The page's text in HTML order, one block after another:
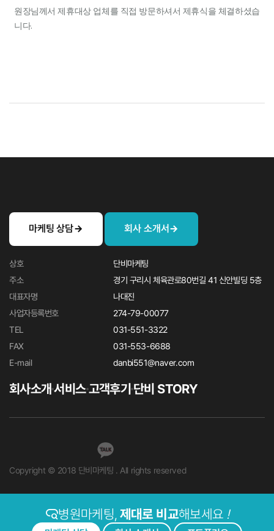
병원마케팅, 제대로 비교해보세요 !
원장님께서 제휴대상 업체를 직접 방문하셔서 제휴식을 체결하셨습
니다.
마케팅 상담 회사 소개서
상호
단비마케팅
주소
경기 구리시 체육관로80번길 41 신안빌딩 5층
대표자명
나대진
사업자등록번호
274-79-00077
TEL
031-551-3322
FAX
031-553-6688
E-mail
danbi551@naver.com
회사소개서비스고객후기단비 STORY
Copyright © 2018 단비마케팅 . All rights reserved